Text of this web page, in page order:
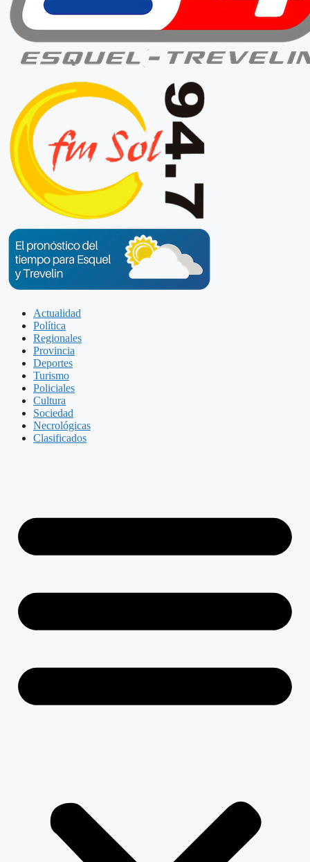
Actualidad
Política
Regionales
Provincia
Deportes
Turismo
Policiales
Cultura
Sociedad
Necrológicas
Clasificados